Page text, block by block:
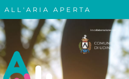
ALL'ARIA APERTA
In collaborazione con: